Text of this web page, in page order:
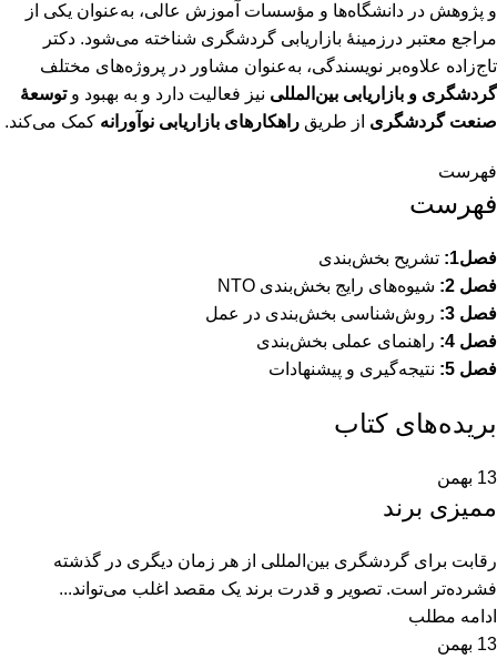
و پژوهش در دانشگاه‌ها و مؤسسات آموزش عالی، به‌عنوان یکی از
مراجع معتبر درزمینۀ بازاریابی گردشگری شناخته می‌شود. دکتر
تاج‌زاده علاوه‌بر نویسندگی، به‌عنوان مشاور در پروژه‌های مختلف
گردشگری و بازاریابی بین‌المللی نیز فعالیت دارد و به بهبود وتوسعۀ
صنعت گردشگری از طریق راهکارهای بازاریابی نوآورانه کمک می‌کند.
فهرست
فهرست
فصل1:
تشریح بخش‌بندی
فصل 2:
شیوه‌های رایج بخش‌بندی NTO
فصل 3:
روش‌‎شناسی بخش‌بندی در عمل
فصل 4:
راهنمای عملی بخش‌بندی
فصل 5:
نتیجه‌گیری و پیشنهادات
بریده‌های کتاب
13 بهمن
ممیزی برند
رقابت برای گردشگری بین‌المللی از هر زمان دیگری در گذشته
فشرده‌تر است. تصویر و قدرت برند یک مقصد اغلب می‌تواند...
ادامه مطلب
13 بهمن